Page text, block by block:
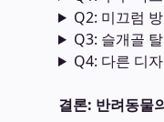
Q2: 미끄럼
Q3: 슬개골
Q4: 다른 디
결론: 반려동물